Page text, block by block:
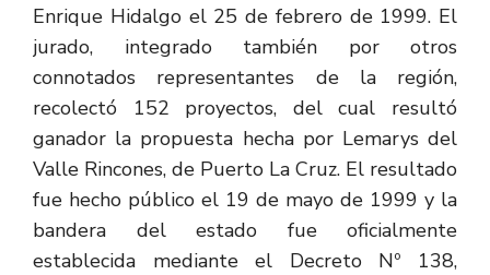
Enrique Hidalgo el 25 de febrero de 1999. El
jurado, integrado también por otros
connotados representantes de la región,
recolectó 152 proyectos, del cual resultó
ganador la propuesta hecha por Lemarys del
Valle Rincones, de Puerto La Cruz. El resultado
fue hecho público el 19 de mayo de 1999 y la
bandera del estado fue oficialmente
establecida mediante el Decreto Nº 138,